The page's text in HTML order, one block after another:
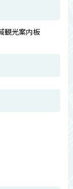
観光案内板